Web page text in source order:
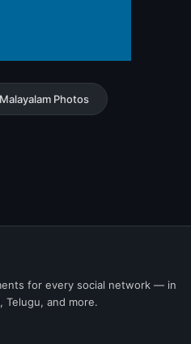
Photos
for every social network — in
Telugu, and more.